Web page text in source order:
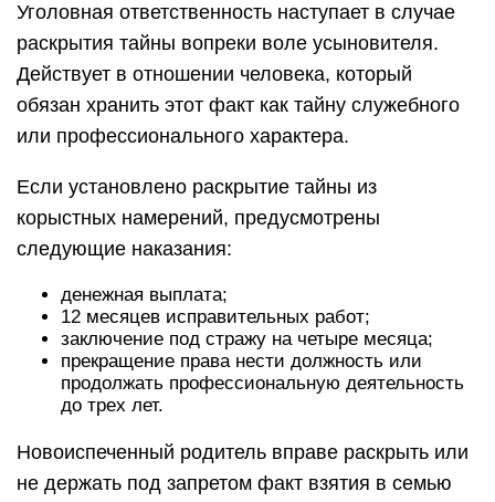
Уголовная ответственность наступает в случае
раскрытия тайны вопреки воле усыновителя.
Действует в отношении человека, который
обязан хранить этот факт как тайну служебного
или профессионального характера.
Если установлено раскрытие тайны из
корыстных намерений, предусмотрены
следующие наказания:
денежная выплата;
12 месяцев исправительных работ;
заключение под стражу на четыре месяца;
прекращение права нести должность или
продолжать профессиональную деятельность
до трех лет.
Новоиспеченный родитель вправе раскрыть или
не держать под запретом факт взятия в семью